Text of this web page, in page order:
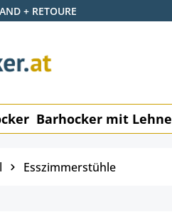
springen
+ RETOURE
Barhocker mit Lehne
Esszimmerstühle